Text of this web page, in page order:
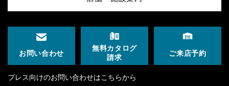
お問い合わせ
無料カタログ
請求
ご来店予約
プレス向けのお問い合わせはこちらから